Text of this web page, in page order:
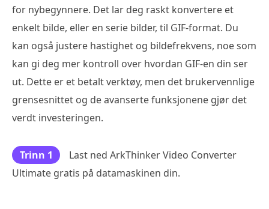
for nybegynnere. Det lar deg raskt konvertere et
enkelt bilde, eller en serie bilder, til GIF-format. Du
kan også justere hastighet og bildefrekvens, noe som
kan gi deg mer kontroll over hvordan GIF-en din ser
ut. Dette er et betalt verktøy, men det brukervennlige
grensesnittet og de avanserte funksjonene gjør det
verdt investeringen.
Trinn 1
Last ned ArkThinker Video Converter
Ultimate gratis på datamaskinen din.